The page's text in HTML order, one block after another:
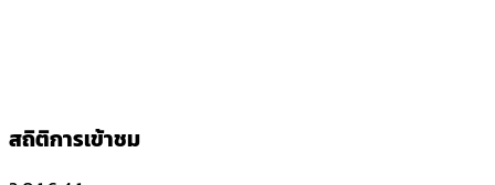
สถิติการเข้าชม